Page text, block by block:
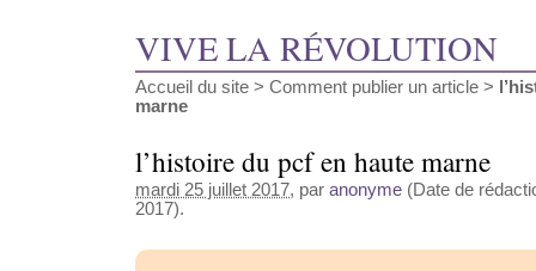
VIVE LA RÉVOLUTION
Accueil du site > Comment publier un article >
marne
l’histoire du pcf en haute marne
mardi 25 juillet 2017, par anonyme (Date de
2017).